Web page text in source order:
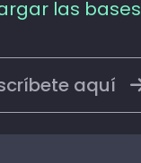
las bases
aquí